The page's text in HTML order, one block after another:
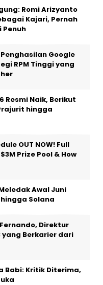
Romi Arizyanto
Kajari, Pernah
Penuh
Google
RPM Tinggi yang
Resmi Naik, Berikut
hingga
OUT NOW! Full
Prize Pool & How
Awal Juni
Solana
Direktur
yang Berkarier dari
Babi: Kritik Diterima,